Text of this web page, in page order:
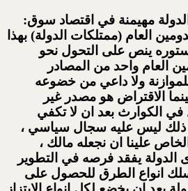
الدولة مهيمنة في اقتصاد سوق:
العام (ممتلكات الدولة) بهذا
ينص على التحول نحو
العام واحد من المصادر
للموازنة ولا داعي من خضوعه
الاقتراض هو مصدر غير
في الكوارث بعد ان لا تكفي
ذلك ليس عليه سجال سياسي ،
علينا ان نجعله مالك ،
يفقد فرصه في التطوير
انواع الطرق للحصول على